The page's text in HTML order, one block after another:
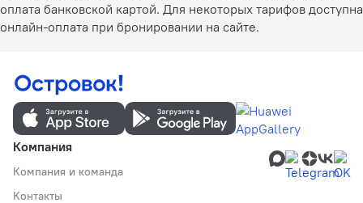
оплата банковской картой. Для некоторых тарифов доступна
онлайн-оплата при бронировании на сайте.
Компания
Компания и команда
Контакты